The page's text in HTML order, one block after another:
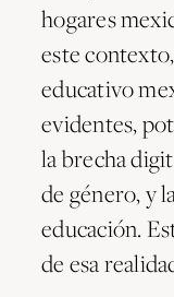
hogares
este
educativo
evidentes,
la brecha
de género, y
educación.
de esa